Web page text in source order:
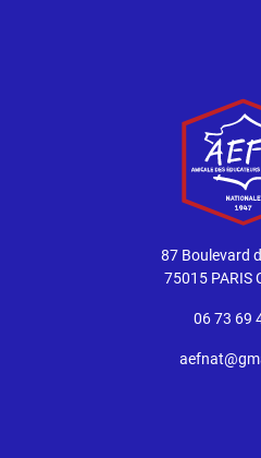
87 Boulevard
75015 PARIS
06 73 69